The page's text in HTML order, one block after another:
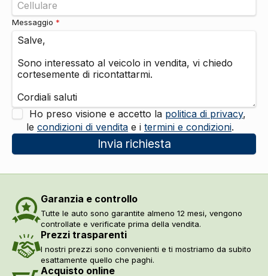
Messaggio *
Ho preso visione e accetto la politica di privacy,
le condizioni di vendita e i termini e condizioni.
Invia richiesta
Garanzia e controllo
Tutte le auto sono garantite almeno 12 mesi, vengono
controllate e verificate prima della vendita.
Prezzi trasparenti
I nostri prezzi sono convenienti e ti mostriamo da subito
esattamente quello che paghi.
Acquisto online